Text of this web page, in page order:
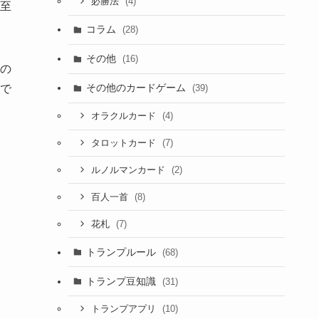
コラム (28)
その他 (16)
その他のカードゲーム (39)
オラクルカード (4)
タロットカード (7)
ルノルマンカード (2)
百人一首 (8)
花札 (7)
トランプルール (68)
トランプ豆知識 (31)
トランプアプリ (10)